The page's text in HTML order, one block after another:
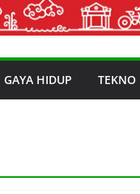
GAYA HIDUP TEKNO